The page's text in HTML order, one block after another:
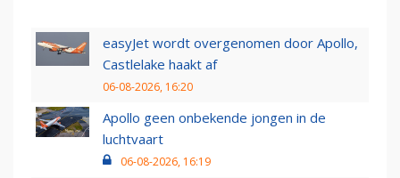
easyJet wordt overgenomen door Apollo,
Castlelake haakt af
06-08-2026, 16:20
Apollo geen onbekende jongen in de
luchtvaart
06-08-2026, 16:19